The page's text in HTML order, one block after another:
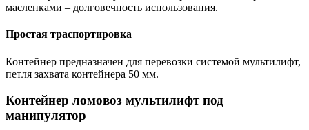
масленками – долговечность использования.
Простая траспортировка
Контейнер предназначен для перевозки системой мультилифт,
петля захвата контейнера 50 мм.
Контейнер ломовоз мультилифт под
манипулятор